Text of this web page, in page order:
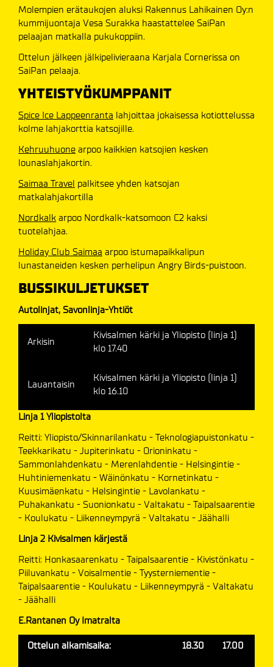
Molempien erätaukojen aluksi Rakennus Lahikainen Oy:n
kummijuontaja Vesa Surakka haastattelee SaiPan
pelaajan matkalla pukukoppiin.
Ottelun jälkeen jälkipelivieraana Karjala Cornerissa on
SaiPan pelaaja.
YHTEISTYÖKUMPPANIT
Spice Ice Lappeenranta lahjoittaa jokaisessa kotiottelussa
kolme lahjakorttia katsojille.
Kehruuhuone arpoo kaikkien katsojien kesken
lounaslahjakortin.
Saimaa Travel palkitsee yhden katsojan
matkalahjakortilla
Nordkalk arpoo Nordkalk-katsomoon C2 kaksi
tuotelahjaa.
Holiday Club Saimaa arpoo istumapaikkalipun
lunastaneiden kesken perhelipun Angry Birds-puistoon.
BUSSIKULJETUKSET
Autolinjat, Savonlinja-Yhtiöt
Arkisin
Kivisalmen kärki ja Yliopisto (linja 1)
klo 17.40
Lauantaisin
Kivisalmen kärki ja Yliopisto (linja 1)
klo 16.10
Linja 1 Yliopistolta
Reitti: Yliopisto/Skinnarilankatu - Teknologiapuistonkatu -
Teekkarikatu - Jupiterinkatu - Orioninkatu -
Sammonlahdenkatu - Merenlahdentie - Helsingintie -
Huhtiniemenkatu - Wäinönkatu - Kornetinkatu -
Kuusimäenkatu - Helsingintie - Lavolankatu -
Puhakankatu - Suonionkatu - Valtakatu - Taipalsaarentie
- Koulukatu - Liikenneympyrä - Valtakatu - Jäähalli
Linja 2 Kivisalmen kärjestä
Reitti: Honkasaarenkatu - Taipalsaarentie - Kivistönkatu -
Piiluvankatu - Voisalmentie - Tyysterniementie -
Taipalsaarentie - Koulukatu - Liikenneympyrä - Valtakatu
- Jäähalli
E.Rantanen Oy Imatralta
Ottelun alkamisaika: 18.30 17.00